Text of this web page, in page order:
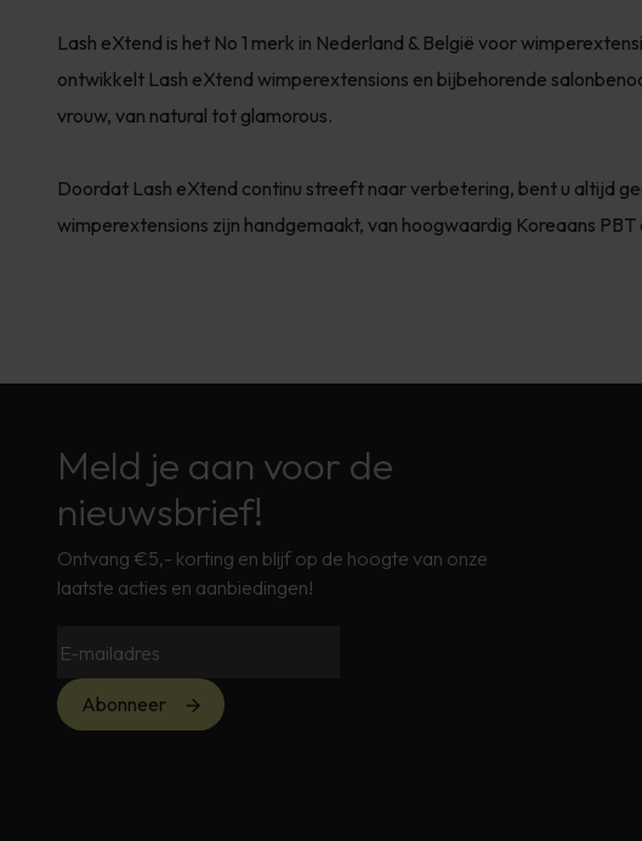
Lash eXtend is het No 1 merk in Nederland & België voor
ontwikkelt Lash eXtend wimperextensions en bijbehorende
vrouw, van natural tot glamorous.
Doordat Lash eXtend continu streeft naar verbetering, bent u altijd
wimperextensions zijn handgemaakt, van hoogwaardig Koreaans
Meld je aan voor de
nieuwsbrief!
Ontvang €5,- korting en blijf op de hoogte van onze
laatste acties en aanbiedingen!
Abonneer